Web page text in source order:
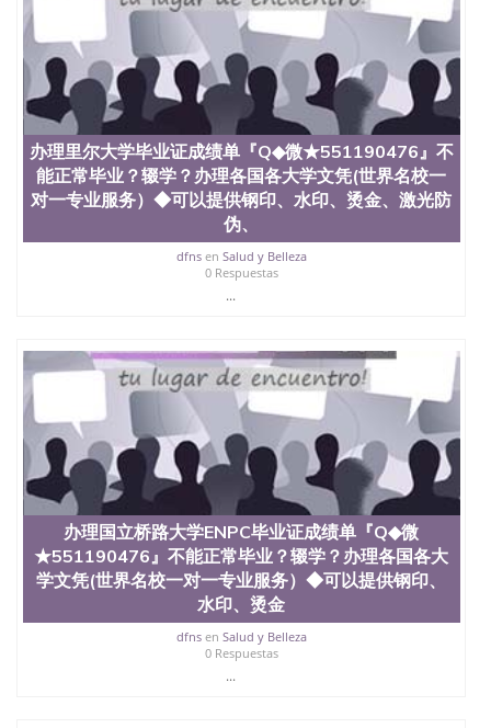
办理里尔大学毕业证成绩单『Q◆微★551190476』不
能正常毕业？辍学？办理各国各大学文凭(世界名校一
对一专业服务）◆可以提供钢印、水印、烫金、激光防
伪、
dfnsen Salud y Belleza
0 Respuestas
...
办理国立桥路大学ENPC毕业证成绩单『Q◆微
★551190476』不能正常毕业？辍学？办理各国各大
学文凭(世界名校一对一专业服务）◆可以提供钢印、
水印、烫金
dfnsen Salud y Belleza
0 Respuestas
...